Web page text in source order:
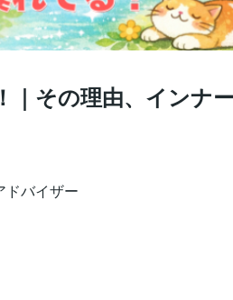
｜その理由、インナ
ドバイザー